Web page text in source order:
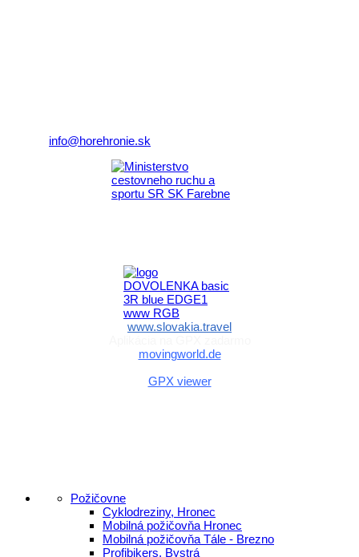
info@horehronie.sk
www.slovakia.travel
movingworld.de
GPX viewer
Požičovne
Cyklodreziny, Hronec
Mobilná požičovňa Hronec
Mobilná požičovňa Tále - Brezno
Profibikers, Bystrá